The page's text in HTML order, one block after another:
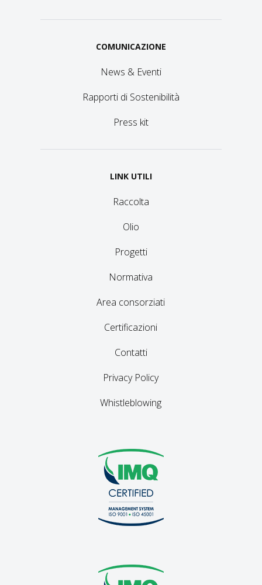
COMUNICAZIONE
News & Eventi
Rapporti di Sostenibilità
Press kit
LINK UTILI
Raccolta
Olio
Progetti
Normativa
Area consorziati
Certificazioni
Contatti
Privacy Policy
Whistleblowing